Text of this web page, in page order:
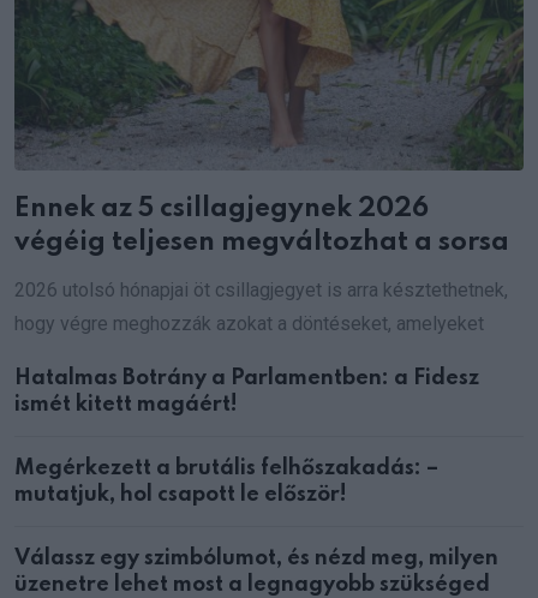
Ennek az 5 csillagjegynek 2026
végéig teljesen megváltozhat a sorsa
2026 utolsó hónapjai öt csillagjegyet is arra késztethetnek,
hogy végre meghozzák azokat a döntéseket, amelyeket
Hatalmas Botrány a Parlamentben: a Fidesz
ismét kitett magáért!
Megérkezett a brutális felhőszakadás: –
mutatjuk, hol csapott le először!
Válassz egy szimbólumot, és nézd meg, milyen
üzenetre lehet most a legnagyobb szükséged